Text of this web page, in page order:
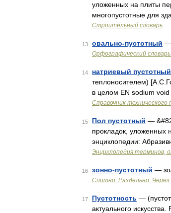
уложенных на плиты
многопустотные для
Строительный словарь
13 овально-пустотный —
Орфографический
14 натриевый
теплоносителем)
в целом EN sodium
Справочник технического
15 Пол пустотный —
прокладок, уложенных
энциклопедии:
Энциклопедия терминов,
16 зонно-пустотный —
Слитно. Раздельно. Через
17 Пустотность —
актуального